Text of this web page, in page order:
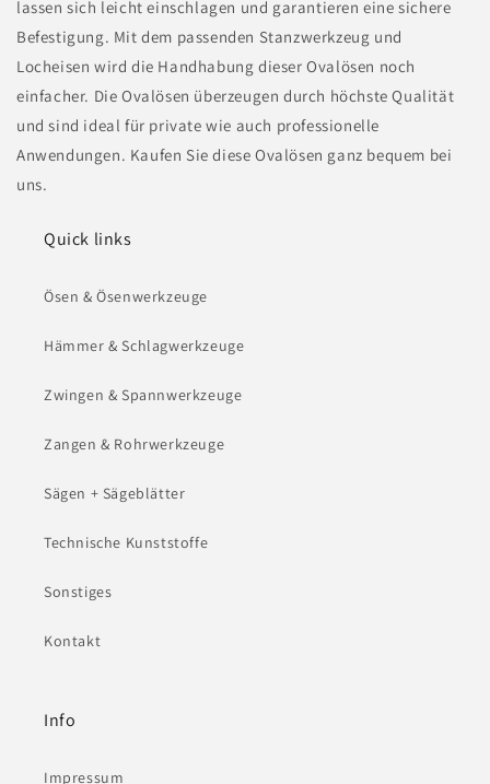
lassen sich leicht einschlagen und garantieren eine sichere
Befestigung. Mit dem passenden Stanzwerkzeug und
Locheisen wird die Handhabung dieser Ovalösen noch
einfacher. Die Ovalösen überzeugen durch höchste Qualität
und sind ideal für private wie auch professionelle
Anwendungen. Kaufen Sie diese Ovalösen ganz bequem bei
uns.
Quick links
Ösen & Ösenwerkzeuge
Hämmer & Schlagwerkzeuge
Zwingen & Spannwerkzeuge
Zangen & Rohrwerkzeuge
Sägen + Sägeblätter
Technische Kunststoffe
Sonstiges
Kontakt
Info
Impressum